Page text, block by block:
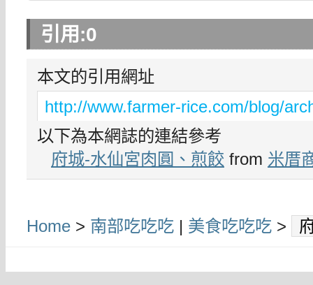
引用:0
本文的引用網址
http://www.farmer-rice.com/blog/
以下為本網誌的連結參考
府城-水仙宮肉圓、煎餃 from 米厝
Home > 南部吃吃吃 | 美食吃吃吃 >